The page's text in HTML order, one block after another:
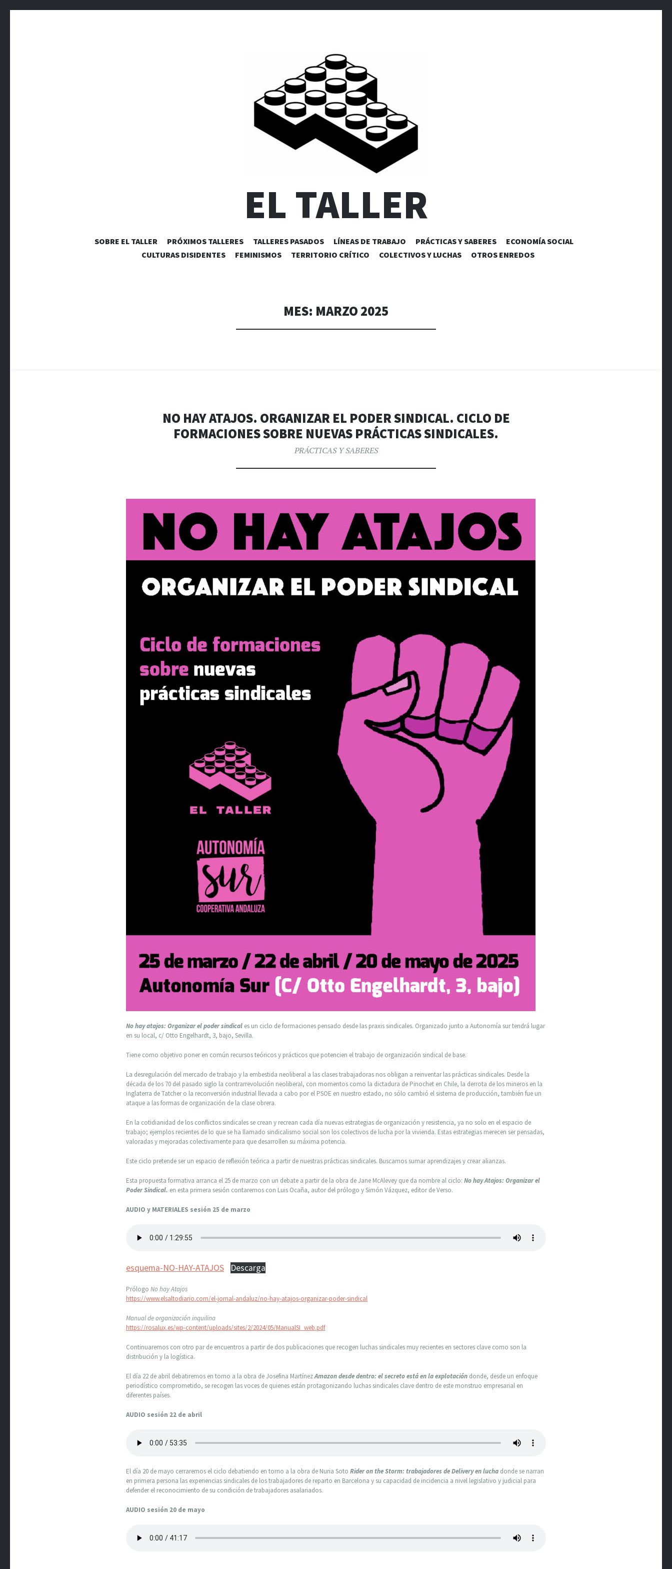
EL TALLER
SALTAR
AL
CONTENIDO
SOBRE EL TALLER PRÓXIMOS TALLERES TALLERES PASADOS LÍNEAS DE TRABAJO PRÁCTICAS Y SABERES
ECONOMÍA SOCIAL
CULTURAS DISIDENTES
FEMINISMOS TERRITORIO CRÍTICO COLECTIVOS Y LUCHAS OTROS ENREDOS
MES: MARZO 2025
NO HAY ATAJOS. ORGANIZAR EL PODER SINDICAL. CICLO DE
FORMACIONES SOBRE NUEVAS PRÁCTICAS SINDICALES.
PRÁCTICAS Y SABERES
No hay atajos: Organizar el poder sindical es un ciclo de formaciones pensado desde las praxis sindicales. Organizado junto a Autonomía sur tendrá lugar
en su local, c/ Otto Engelhardt, 3, bajo, Sevilla.
Tiene como objetivo poner en común recursos teóricos y prácticos que potencien el trabajo de organización sindical de base.
La desregulación del mercado de trabajo y la embestida neoliberal a las clases trabajadoras nos obligan a reinventar las prácticas sindicales. Desde la
década de los 70 del pasado siglo la contrarrevolución neoliberal, con momentos como la dictadura de Pinochet en Chile, la derrota de los mineros en la
Inglaterra de Tatcher o la reconversión industrial llevada a cabo por el PSOE en nuestro estado, no sólo cambió el sistema de producción, también fue un
ataque a las formas de organización de la clase obrera.
En la cotidianidad de los conflictos sindicales se crean y recrean cada día nuevas estrategias de organización y resistencia, ya no solo en el espacio de
trabajo; ejemplos recientes de lo que se ha llamado sindicalismo social son los colectivos de lucha por la vivienda. Estas estrategias merecen ser pensadas,
valoradas y mejoradas colectivamente para que desarrollen su máxima potencia.
Este ciclo pretende ser un espacio de reflexión teórica a partir de nuestras prácticas sindicales. Buscamos sumar aprendizajes y crear alianzas.
Esta propuesta formativa arranca el 25 de marzo con un debate a partir de la obra de Jane McAlevey que da nombre al ciclo: No hay Atajos: Organizar el
Poder Sindical. en esta primera sesión contaremos con Luis Ocaña, autor del prólogo y Simón Vázquez, editor de Verso.
AUDIO y MATERIALES sesión 25 de marzo
esquema-NO-HAY-ATAJOS Descarga
Prólogo No hay Atajos
https://www.elsaltodiario.com/el-jornal-andaluz/no-hay-atajos-organizar-poder-sindical
Manual de organización inquilina
https://rosalux.es/wp-content/uploads/sites/2/2024/05/ManualSI_web.pdf
Continuaremos con otro par de encuentros a partir de dos publicaciones que recogen luchas sindicales muy recientes en sectores clave como son la
distribución y la logística.
El día 22 de abril debatiremos en torno a la obra de Josefina MartínezAmazon desde dentro: el secreto está en la explotación donde, desde un enfoque
periodístico comprometido, se recogen las voces de quienes están protagonizando luchas sindicales clave dentro de este monstruo empresarial en
diferentes países.
AUDIO sesión 22 de abril
El día 20 de mayo cerraremos el ciclo debatiendo en torno a la obra de Nuria Soto Rider on the Storm: trabajadores de Delivery en lucha donde se narran
en primera persona las experiencias sindicales de los trabajadores de reparto en Barcelona y su capacidad de incidencia a nivel legislativo y judicial para
defender el reconocimiento de su condición de trabajadores asalariados.
AUDIO sesión 20 de mayo